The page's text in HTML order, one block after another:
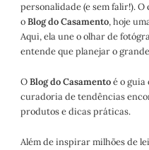
personalidade (e sem falir!).
oBlog do Casamento, hoje
Aqui, ela une o olhar de
entende que planejar o
OBlog do Casamentoé o guia
curadoria de tendências
produtos e dicas práticas.
Além de inspirar milhões de